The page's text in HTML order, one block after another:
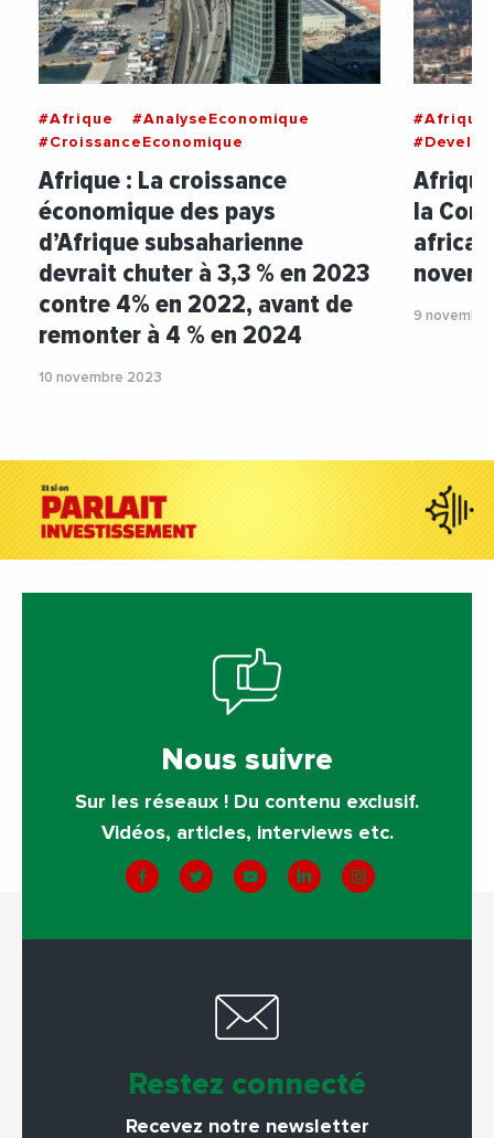
#Afrique
#AnalyseEconomique
#CroissanceEconomique
Afrique : La croissance
économique des pays
d’Afrique subsaharienne
devrait chuter à 3,3 % en 2023
contre 4% en 2022, avant de
remonter à 4 % en 2024
10 novembre 2023
#Afrique
la
9
Nous suivre
Sur les réseaux ! Du contenu exclusif.
Vidéos, articles, interviews etc.
Restez connecté
Recevez notre newsletter